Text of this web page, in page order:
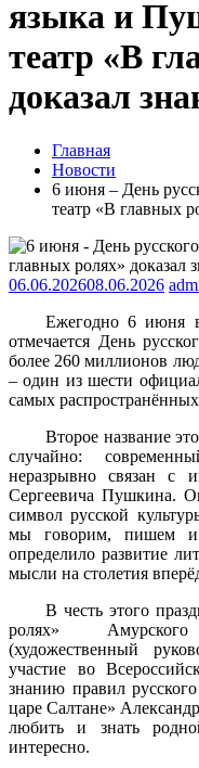
языка и
театр «В
доказал
Главная
Новости
6 июня – День
театр «В главных
06.06.202608.06.2026
Ежегодно 6 июня
отмечается День
более 260 миллионов
– один из шести
самых
Второе название
случайно:
неразрывно связан с
Сергеевича Пушкина.
символ русской
мы говорим, пишем и
определило развитие
мысли на столетия
В честь этого
ролях» Амурского
(художественный
участие во
знанию правил
царе Салтане»
любить и знать
интересно.